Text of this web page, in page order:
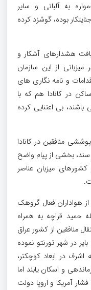
به آلبانی و سایر
بوده، گوشزد کرده
هشدارهای آشکار و
از این سازمان
و نامه نگاری های
در کانادا هم که با
بی اعتنایی کرده
منافقین در کانادا
سند، بخشی از پیام واضح
میزبان عناصر
درسال ۱۳۹۰ سه نفر از هواداران فعال گروهک
حمید قراچه به همراه
منافقین از کشور عراق
در شهر تورنتو نموده
در ابعاد کوچکتر،
و اسکان یابند اما
آمریکا و اروپا دولت